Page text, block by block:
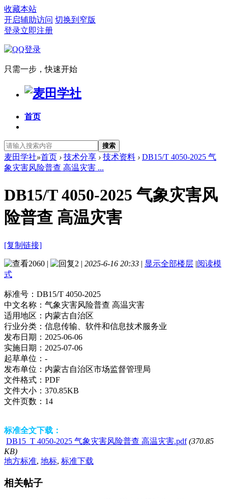
收藏本站
开启辅助访问 切换到窄版
登录立即注册
只需一步，快速开始
首页
搜索
麦田学社»首页 › 技术分享 › 技术资料 › DB15/T 4050-2025 气
象灾害风险普查 高温灾害 ...
DB15/T 4050-2025 气象灾害风
险普查 高温灾害
[复制链接]
2060 | 2 | 2025-6-16 20:33 | 显示全部楼层 |阅读模
式
标准号： DB15/T 4050-2025
中文名称： 气象灾害风险普查 高温灾害
适用地区： 内蒙古自治区
行业分类： 信息传输、软件和信息技术服务业
发布日期： 2025-06-06
实施日期： 2025-07-06
起草单位： -
发布单位： 内蒙古自治区市场监督管理局
文件格式： PDF
文件大小： 370.85KB
文件页数： 14
标准全文下载：
DB15_T 4050-2025 气象灾害风险普查 高温灾害.pdf (370.85
KB)
地方标准, 地标, 标准下载
相关帖子